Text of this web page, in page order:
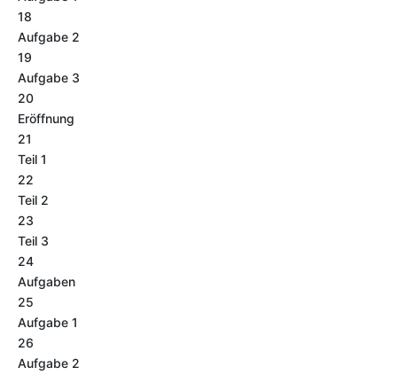
18
Aufgabe 2
19
Aufgabe 3
20
Eröffnung
21
Teil 1
22
Teil 2
23
Teil 3
24
Aufgaben
25
Aufgabe 1
26
Aufgabe 2